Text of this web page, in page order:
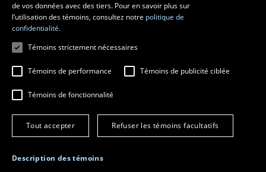
© 2026 Université Laval
Tous droits réservés
Conditions générales d'utilisation
Fraude en ligne
Paramétrer les témoins
de vos données avec des tiers. Pour en savoir plus sur
l’utilisation des témoins, consultez notre politique de
confidentialité.
Témoins strictement nécessaires
Témoins de performance Témoins de publicité ciblée
Témoins de fonctionnalité
Tout accepter Refuser les témoins facultatifs
Description des témoins